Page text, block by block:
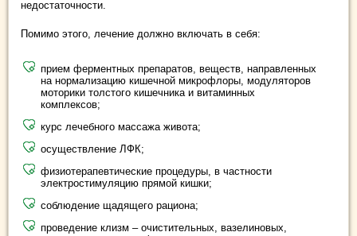
недостаточности.
Помимо этого, лечение должно включать в себя:
прием ферментных препаратов, веществ, направленных
на нормализацию кишечной микрофлоры, модуляторов
моторики толстого кишечника и витаминных
комплексов;
курс лечебного массажа живота;
осуществление ЛФК;
физиотерапевтические процедуры, в частности
электростимуляцию прямой кишки;
соблюдение щадящего рациона;
проведение клизм – очистительных, вазелиновых,